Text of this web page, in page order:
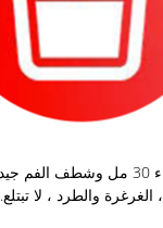
، الغرغرة والطرد ، لا تبتلع.